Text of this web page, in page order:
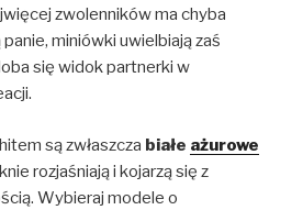
zwolenników ma chyba
panie, miniówki uwielbiają zaś
się widok partnerki w
są zwłaszcza białe ażurowe
rozjaśniają i kojarzą się z
Wybieraj modele o